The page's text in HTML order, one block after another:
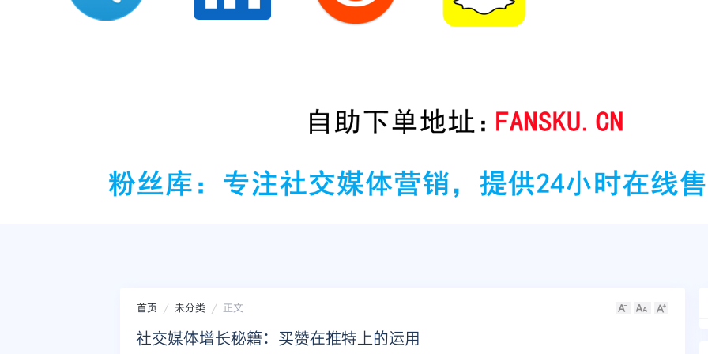
首页 未分类 正文
社交媒体增长秘籍：买赞在推特上的运用